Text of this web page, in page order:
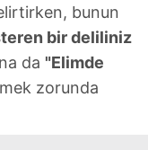
bunun
bir deliliniz
da "Elimde
zorunda